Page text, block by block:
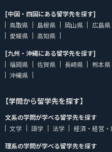
[中国・四国にある留学先を探す]
鳥取県
島根県 岡山県 広島県
愛媛県
高知県
[九州・沖縄にある留学先を探す]
福岡県
佐賀県 長崎県 熊本県
沖縄県
【学問から留学先を探す】
文系の学問が学べる留学先を探す
文学
語学 法学 経済・経営・
理系の学問が学べる留学先を探す